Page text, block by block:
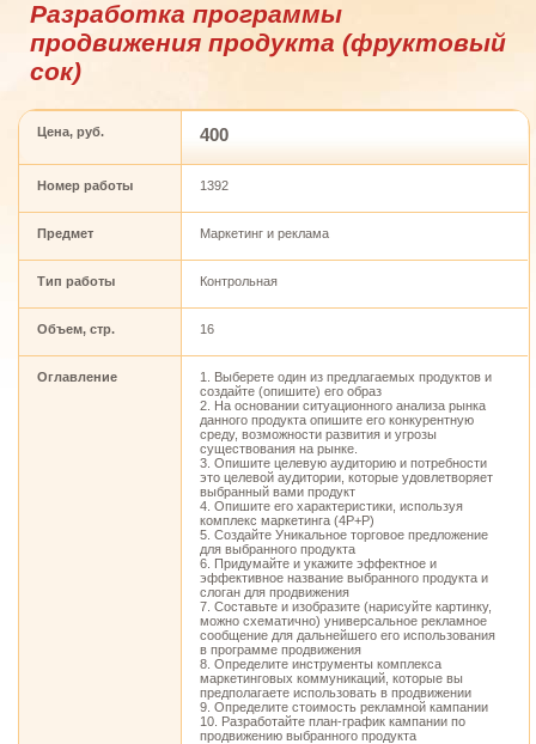
Разработка программы
продвижения продукта (фруктовый
сок)
Цена, руб. 400
Номер работы 1392
Предмет Маркетинг и реклама
Тип работы Контрольная
Объем, стр. 16
Оглавление
1. Выберете один из предлагаемых продуктов и
создайте (опишите) его образ
2. На основании ситуационного анализа рынка
данного продукта опишите его конкурентную
среду, возможности развития и угрозы
существования на рынке.
3. Опишите целевую аудиторию и потребности
это целевой аудитории, которые удовлетворяет
выбранный вами продукт
4. Опишите его характеристики, используя
комплекс маркетинга (4Р+Р)
5. Создайте Уникальное торговое предложение
для выбранного продукта
6. Придумайте и укажите эффектное и
эффективное название выбранного продукта и
слоган для продвижения
7. Составьте и изобразите (нарисуйте картинку,
можно схематично) универсальное рекламное
сообщение для дальнейшего его использования
в программе продвижения
8. Определите инструменты комплекса
маркетинговых коммуникаций, которые вы
предполагаете использовать в продвижении
9. Определите стоимость рекламной кампании
10. Разработайте план-график кампании по
продвижению выбранного продукта